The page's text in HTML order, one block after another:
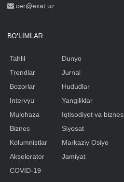
cer@exat.uz
BO'LIMLAR
Tahlil
Trendlar
Bozorlar
Intervyu
Mulohaza
Biznes
Kolumnistlar
Akselerator
Dunyo
Jurnal
Hududlar
Yangiliklar
Iqtisodiyot va biznes
Siyosat
Markaziy Osiyo
Jamiyat
COVID-19